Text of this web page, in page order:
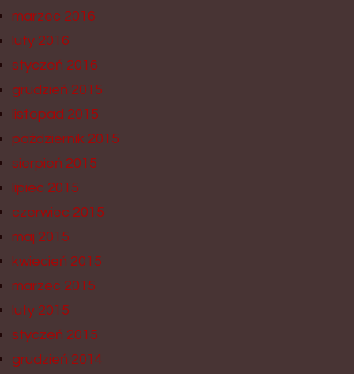
marzec 2016
luty 2016
styczeń 2016
grudzień 2015
listopad 2015
październik 2015
sierpień 2015
lipiec 2015
czerwiec 2015
maj 2015
kwiecień 2015
marzec 2015
luty 2015
styczeń 2015
grudzień 2014